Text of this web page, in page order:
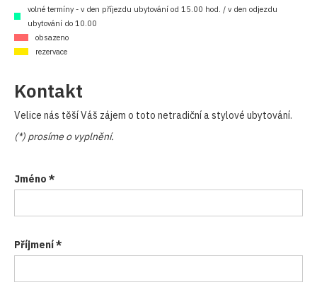
volné termíny - v den příjezdu ubytování od 15.00 hod. / v den odjezdu
ubytování do 10.00
obsazeno
rezervace
Kontakt
Velice nás těší Váš zájem o toto netradiční a stylové ubytování.
(*) prosíme o vyplnění.
Jméno *
Příjmení *